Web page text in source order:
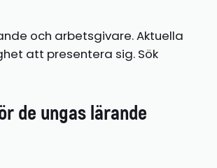
och arbetsgivare. Aktuella
att presentera sig. Sök
de ungas lärande